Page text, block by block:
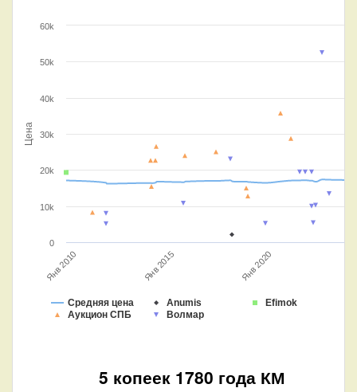
Цена
Средняя цена Anumis
Efimok
Аукцион СПБ
Волмар
Янв 2010 Янв 2015 Янв 2020
0
10k
20k
30k
40k
50k
60k
5 копеек 1780 года КМ